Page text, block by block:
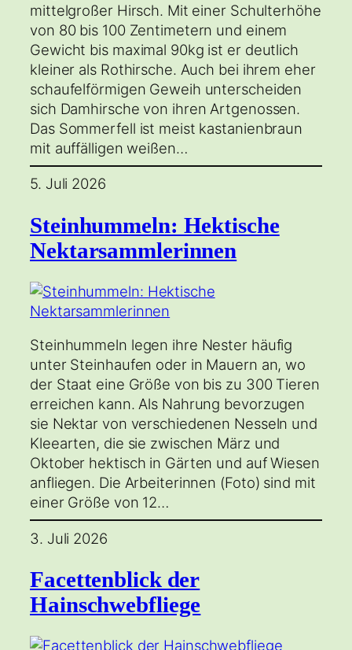
mittelgroßer Hirsch. Mit einer Schulterhöhe
von 80 bis 100 Zentimetern und einem
Gewicht bis maximal 90kg ist er deutlich
kleiner als Rothirsche. Auch bei ihrem eher
schaufelförmigen Geweih unterscheiden
sich Damhirsche von ihren Artgenossen.
Das Sommerfell ist meist kastanienbraun
mit auffälligen weißen…
5. Juli 2026
Steinhummeln: Hektische
Nektarsammlerinnen
Steinhummeln legen ihre Nester häufig
unter Steinhaufen oder in Mauern an, wo
der Staat eine Größe von bis zu 300 Tieren
erreichen kann. Als Nahrung bevorzugen
sie Nektar von verschiedenen Nesseln und
Kleearten, die sie zwischen März und
Oktober hektisch in Gärten und auf Wiesen
anfliegen. Die Arbeiterinnen (Foto) sind mit
einer Größe von 12…
3. Juli 2026
Facettenblick der
Hainschwebfliege